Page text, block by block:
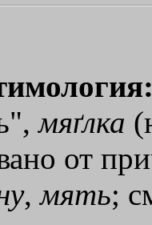
мяґлка
от
,мять;